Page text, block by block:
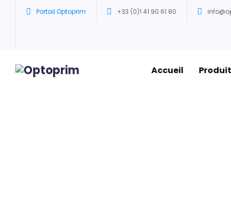
Portail Optoprim +33 (0)1 41 90 61 80
Accueil